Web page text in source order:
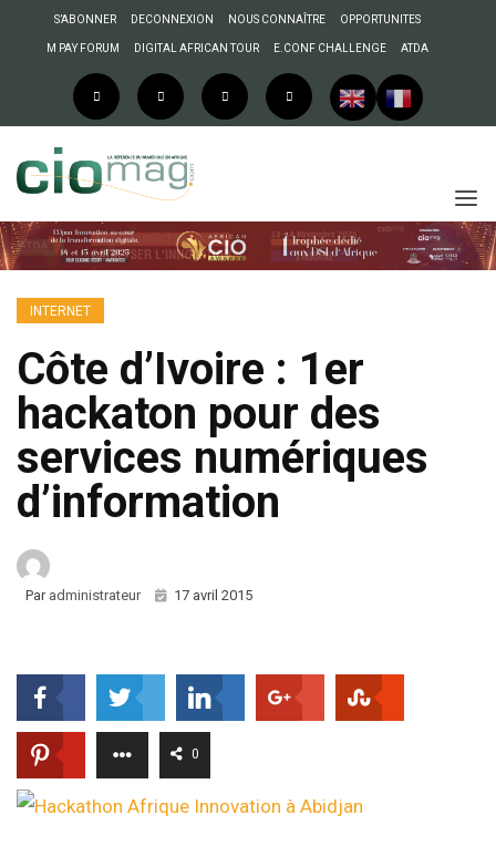
S’ABONNER DECONNEXION NOUS CONNAÎTRE OPPORTUNITES
M PAY FORUM DIGITAL AFRICAN TOUR E.CONF CHALLENGE ATDA
INTERNET
Côte d’Ivoire : 1er
hackaton pour des
services numériques
d’information
Par administrateur 17 avril 2015
0